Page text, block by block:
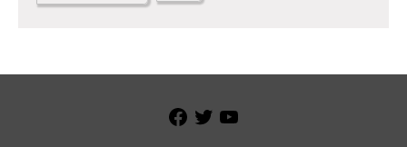
Facebook
Twitter